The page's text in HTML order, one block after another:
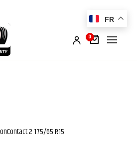
0
FR